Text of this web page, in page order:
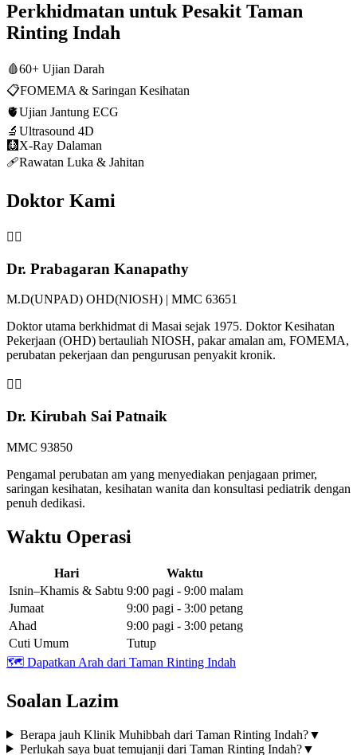
Perkhidmatan untuk Pesakit Taman
Rinting Indah
🩸60+ Ujian Darah
📋FOMEMA & Saringan Kesihatan
🫀Ujian Jantung ECG
🔬 Ultrasound 4D
🩻 X-Ray Dalaman
🩹Rawatan Luka & Jahitan
Doktor Kami
👨‍⚕️
Dr. Prabagaran Kanapathy
M.D(UNPAD) OHD(NIOSH) | MMC 63651
Doktor utama berkhidmat di Masai sejak 1975. Doktor Kesihatan
Pekerjaan (OHD) bertauliah NIOSH, pakar amalan am, FOMEMA,
perubatan pekerjaan dan pengurusan penyakit kronik.
👩‍⚕️
Dr. Kirubah Sai Patnaik
MMC 93850
Pengamal perubatan am yang menyediakan penjagaan primer,
saringan kesihatan, kesihatan wanita dan konsultasi pediatrik dengan
penuh dedikasi.
Waktu Operasi
Hari
Waktu
Isnin–Khamis & Sabtu 9:00 pagi - 9:00 malam
Jumaat
9:00 pagi - 3:00 petang
Ahad
9:00 pagi - 3:00 petang
Cuti Umum
Tutup
🗺️ Dapatkan Arah dari Taman Rinting Indah
Soalan Lazim
Berapa jauh Klinik Muhibbah dari Taman Rinting Indah?▼
Perlukah saya buat temujanji dari Taman Rinting Indah?▼